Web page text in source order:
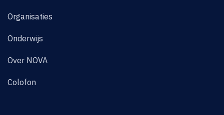
Organisaties
Onderwijs
Over NOVA
Colofon